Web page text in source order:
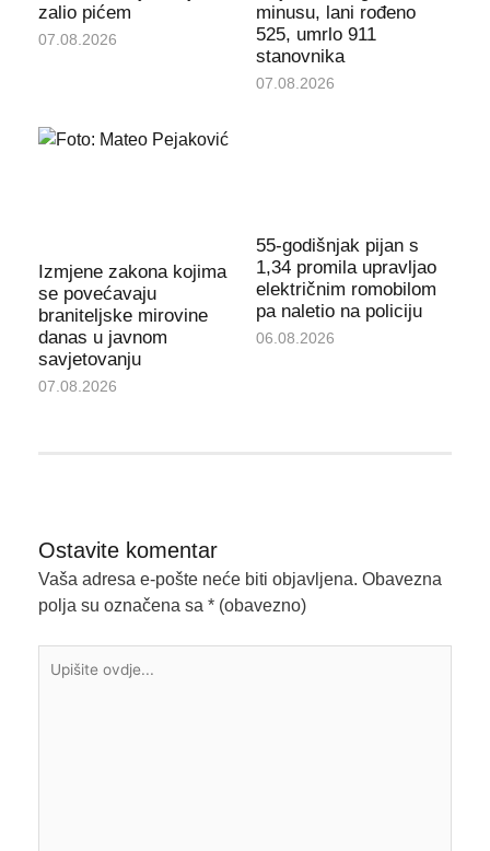
zalio pićem
07.08.2026
minusu, lani rođeno
525, umrlo 911
stanovnika
07.08.2026
Izmjene zakona kojima
se povećavaju
braniteljske mirovine
danas u javnom
savjetovanju
07.08.2026
55-godišnjak pijan s
1,34 promila upravljao
električnim romobilom
pa naletio na policiju
06.08.2026
Ostavite komentar
Vaša adresa e-pošte neće biti objavljena. Obavezna
polja su označena sa * (obavezno)
ovdje...